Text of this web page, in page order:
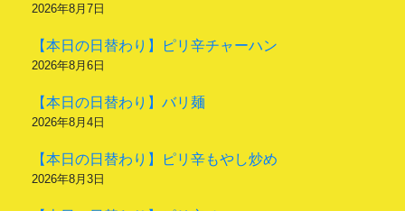
2026年8月7日
【本日の日替わり】ピリ辛チャーハン
2026年8月6日
【本日の日替わり】バリ麺
2026年8月4日
【本日の日替わり】ピリ辛もやし炒め
2026年8月3日